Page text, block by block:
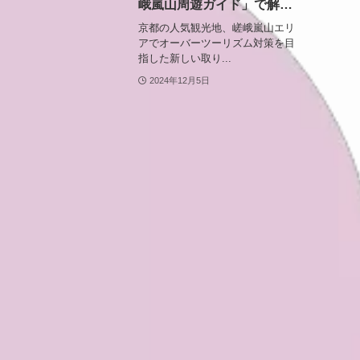
峨嵐山周遊ガイド」で解
消、嵯峨嵐山の観光渋滞
京都の人気観光地、嵯峨嵐山エリ
アでオーバーツーリズム対策を目
指した新しい取り...
2024年12月5日